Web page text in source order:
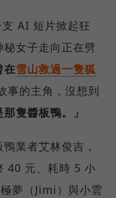
AI 短片掀起狂
女子走向正在劈
在雪山救過一隻狐
事的主角，沒想到
那隻醬板鴨。」
業者艾林俊吉，
40 元、耗時 5 小
夢（Jimi）與小雲